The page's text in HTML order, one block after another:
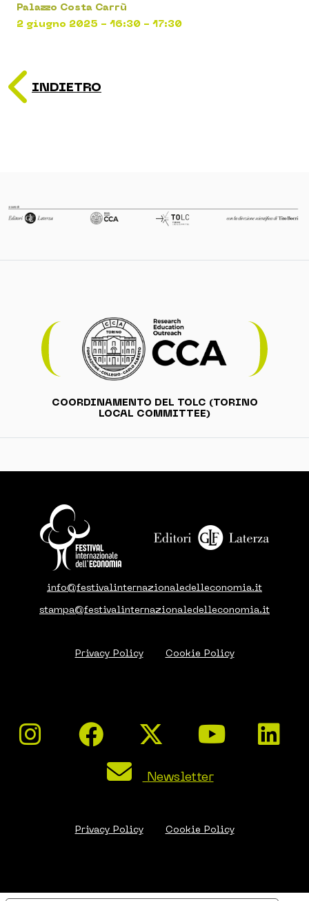
Palazzo Costa Carrù
2 giugno 2025 - 16:30 - 17:30
INDIETRO
COORDINAMENTO DEL TOLC (TORINO
LOCAL COMMITTEE)
info@festivalinternazionaledelleconomia.it
stampa@festivalinternazionaledelleconomia.it
Privacy Policy Cookie Policy
Newsletter
Privacy Policy Cookie Policy